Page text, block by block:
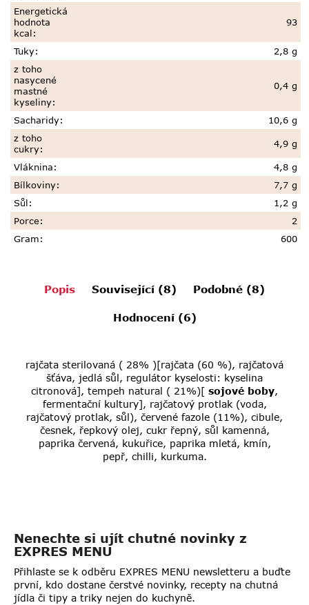
Energetická
hodnota
kcal:
93
Tuky:
2,8 g
z toho
nasycené
mastné
kyseliny:
0,4 g
Sacharidy:
10,6 g
z toho
cukry: 4,9 g
Vláknina:
4,8 g
Bílkoviny:
7,7 g
Sůl:
1,2 g
Porce:
2
Gram: 600
Popis Související (8) Podobné (8)
Hodnocení (6)
rajčata sterilovaná ( 28% )[rajčata (60 %), rajčatová
šťáva, jedlá sůl, regulátor kyselosti: kyselina
citronová], tempeh natural ( 21%)[ sojové boby,
fermentační kultury], rajčatový protlak (voda,
rajčatový protlak, sůl), červené fazole (11%), cibule,
česnek, řepkový olej, cukr řepný, sůl kamenná,
paprika červená, kukuřice, paprika mletá, kmín,
pepř, chilli, kurkuma.
Nenechte si ujít chutné novinky z
EXPRES MENU
Přihlaste se k odběru EXPRES MENU newsletteru a buďte
první, kdo dostane čerstvé novinky, recepty na chutná
jídla či tipy a triky nejen do kuchyně.